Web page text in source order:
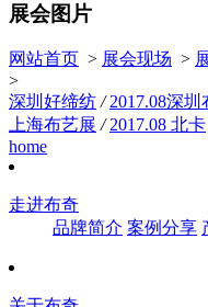
展会图片
网站首页 > 展会现场 >
>
深圳好缔纺 / 2017.08深圳
上海布艺展 / 2017.08 北卡
home
走进布奇
品牌简介 案例分享